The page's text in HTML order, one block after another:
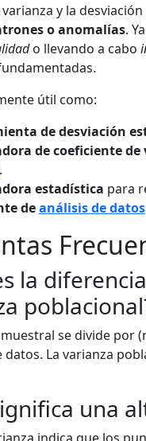
y la
o anomalías.
o llevando a cabo
útil como:
de desviación
de coeficiente
.
estadística para
deanálisis de datos
la
se divide por
datos. La varianza
una
indica que los